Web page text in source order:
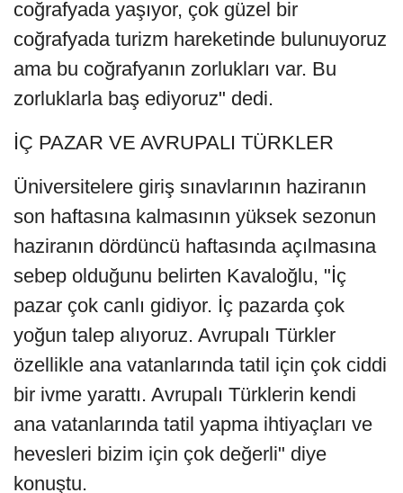
coğrafyada yaşıyor, çok güzel bir
coğrafyada turizm hareketinde bulunuyoruz
ama bu coğrafyanın zorlukları var. Bu
zorluklarla baş ediyoruz" dedi.
İÇ PAZAR VE AVRUPALI TÜRKLER
Üniversitelere giriş sınavlarının haziranın
son haftasına kalmasının yüksek sezonun
haziranın dördüncü haftasında açılmasına
sebep olduğunu belirten Kavaloğlu, "İç
pazar çok canlı gidiyor. İç pazarda çok
yoğun talep alıyoruz. Avrupalı Türkler
özellikle ana vatanlarında tatil için çok ciddi
bir ivme yarattı. Avrupalı Türklerin kendi
ana vatanlarında tatil yapma ihtiyaçları ve
hevesleri bizim için çok değerli" diye
konuştu.